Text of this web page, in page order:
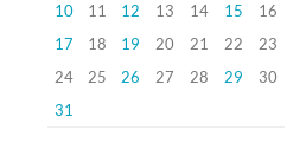
10
11 12 13 14 15
16
17
18 19 20 21 22
23
24
25 26 27 28 29
30
31